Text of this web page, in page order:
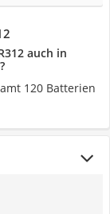
auch in
120 Batterien